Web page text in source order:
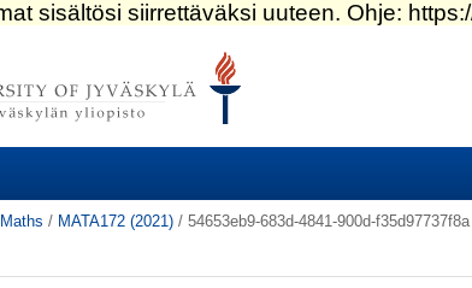
Maths / MATA172 (2021) /54653eb9-683d-4841-900d-f35d97737f8a